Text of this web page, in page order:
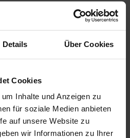
Details Über Cookies
Cookies
Inhalte und Anzeigen zu
für soziale Medien anbieten
auf unsere Website zu
wir Informationen zu Ihrer